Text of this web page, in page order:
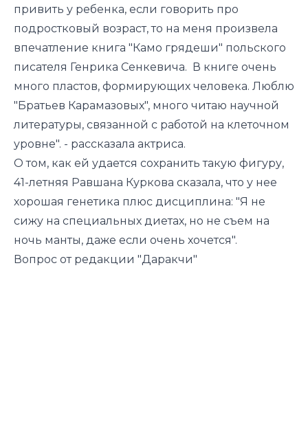
привить у ребенка, если говорить про
подростковый возраст, то на меня произвела
впечатление книга "Камо грядеши" польского
писателя Генрика Сенкевича. В книге очень
много пластов, формирующих человека. Люблю
"Братьев Карамазовых", много читаю научной
литературы, связанной с работой на клеточном
уровне". - рассказала актриса.
О том, как ей удается сохранить такую фигуру,
41-летняя Равшана Куркова сказала, что у нее
хорошая генетика плюс дисциплина: "Я не
сижу на специальных диетах, но не съем на
ночь манты, даже если очень хочется".
Вопрос от редакции "Даракчи"